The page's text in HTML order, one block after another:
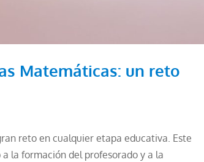
Matemáticas: un reto
reto en cualquier etapa educativa. Este
la formación del profesorado y a la